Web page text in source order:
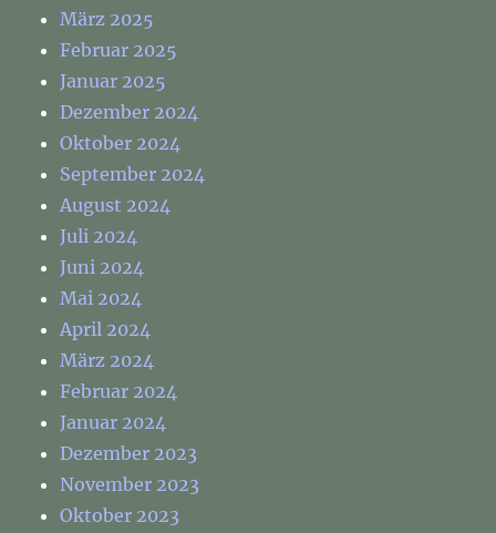
März 2025
Februar 2025
Januar 2025
Dezember 2024
Oktober 2024
September 2024
August 2024
Juli 2024
Juni 2024
Mai 2024
April 2024
März 2024
Februar 2024
Januar 2024
Dezember 2023
November 2023
Oktober 2023